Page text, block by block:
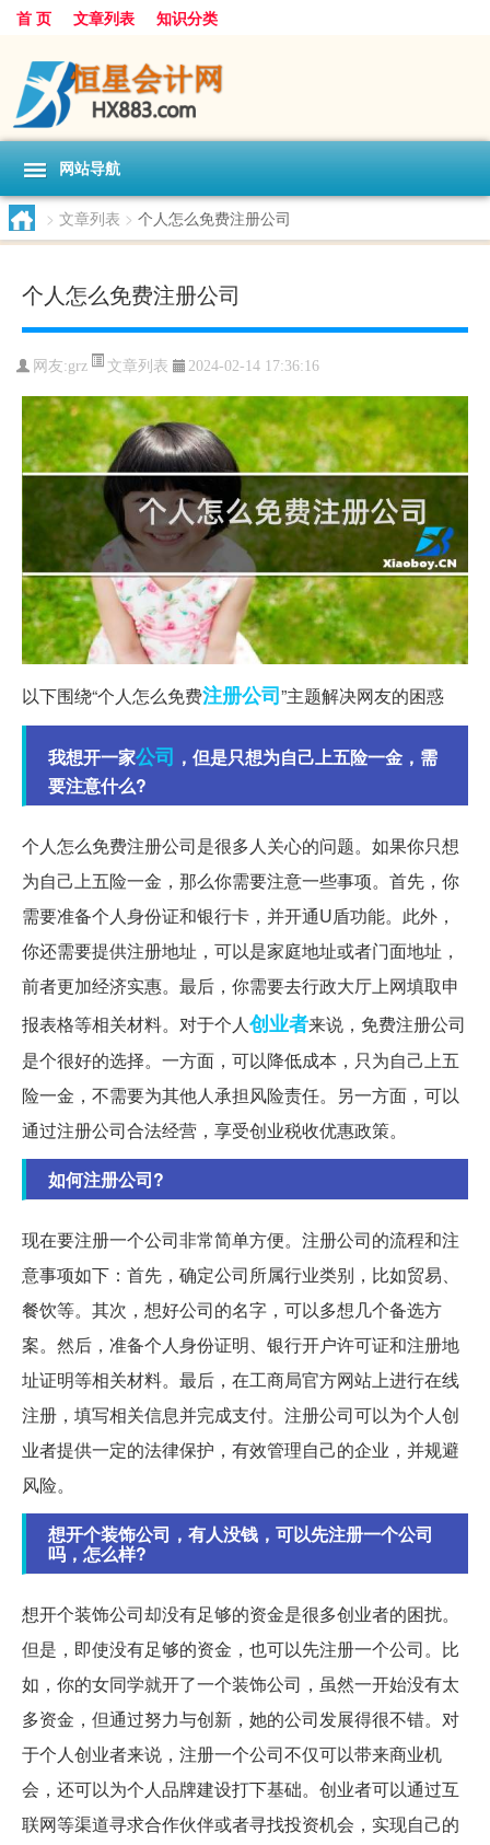
首 页 文章列表 知识分类
网站导航
> 文章列表 > 个人怎么免费注册公司
个人怎么免费注册公司
网友:grz 文章列表 2024-02-14 17:36:16
以下围绕“个人怎么免费注册公司”主题解决网友的困惑
我想开一家公司 ，但是只想为自己上五险一金，需
要注意什么?
个人怎么免费注册公司是很多人关心的问题。如果你只想
为自己上五险一金，那么你需要注意一些事项。首先，你
需要准备个人身份证和银行卡，并开通U盾功能。此外，
你还需要提供注册地址，可以是家庭地址或者门面地址，
前者更加经济实惠。最后，你需要去行政大厅上网填取申
报表格等相关材料。对于个人创业者来说，免费注册公司
是个很好的选择。一方面，可以降低成本，只为自己上五
险一金，不需要为其他人承担风险责任。另一方面，可以
通过注册公司合法经营，享受创业税收优惠政策。
如何注册公司?
现在要注册一个公司非常简单方便。注册公司的流程和注
意事项如下：首先，确定公司所属行业类别，比如贸易、
餐饮等。其次，想好公司的名字，可以多想几个备选方
案。然后，准备个人身份证明、银行开户许可证和注册地
址证明等相关材料。最后，在工商局官方网站上进行在线
注册，填写相关信息并完成支付。注册公司可以为个人创
业者提供一定的法律保护，有效管理自己的企业，并规避
风险。
想开个装饰公司，有人没钱，可以先注册一个公司
吗，怎么样?
想开个装饰公司却没有足够的资金是很多创业者的困扰。
但是，即使没有足够的资金，也可以先注册一个公司。比
如，你的女同学就开了一个装饰公司，虽然一开始没有太
多资金，但通过努力与创新，她的公司发展得很不错。对
于个人创业者来说，注册一个公司不仅可以带来商业机
会，还可以为个人品牌建设打下基础。创业者可以通过互
联网等渠道寻求合作伙伴或者寻找投资机会，实现自己的